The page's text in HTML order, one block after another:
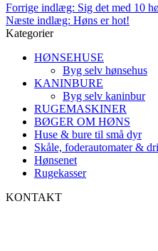
Forrige indlæg: Sig det med 10
Næste indlæg: Høns er hot!
Kategorier
HØNSEHUSE
Byg selv hønsehus
KANINBURE
Byg selv kaninbur
RUGEMASKINER
BØGER OM HØNS
Huse & bure til små dyr
Skåle, foderautomater &
Hønsenet
Rugekasser
KONTAKT